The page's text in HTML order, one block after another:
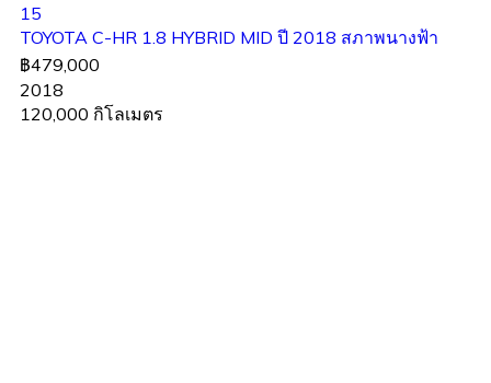
15
TOYOTA C-HR 1.8 HYBRID MID ปี 2018 สภาพนางฟ้า
฿479,000
2018
120,000 กิโลเมตร